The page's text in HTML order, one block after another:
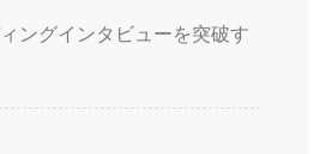
ングインタビューを突破す